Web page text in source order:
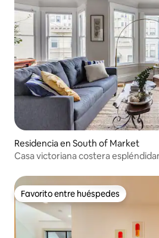
Residencia en South of Market
Casa victoriana costera
Favorito entre huéspedes
Favorito entre huéspedes